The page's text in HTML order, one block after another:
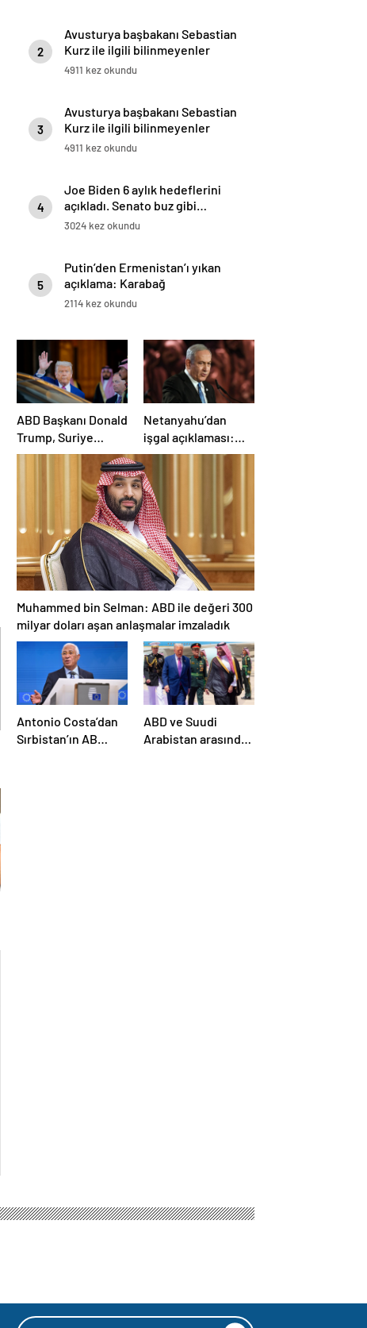
2
Avusturya başbakanı Sebastian
Kurz ile ilgili bilinmeyenler
4911 kez okundu
3
Avusturya başbakanı Sebastian
Kurz ile ilgili bilinmeyenler
4911 kez okundu
4
Joe Biden 6 aylık hedeflerini
açıkladı. Senato buz gibi…
3024 kez okundu
5
Putin’den Ermenistan’ı yıkan
açıklama: Karabağ
Azerbaycan’ın ayrılmaz bir
2114 kez okundu
ABD Başkanı Donald
Trump, Suriye
Cumhurbaşkanı
Şara ile görüşecek
Netanyahu’dan
işgal açıklaması:
İsrail ordusu, tüm
gücüyle Gazze’ye
girecek
Muhammed bin Selman: ABD ile değeri 300
milyar doları aşan anlaşmalar imzaladık
Antonio Costa’dan
Sırbistan’ın AB
ABD ve Suudi
Arabistan arasında